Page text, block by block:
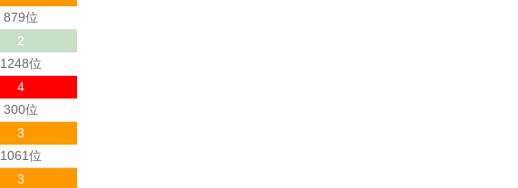
879位
2
1248位
4
300位
3
1061位
3